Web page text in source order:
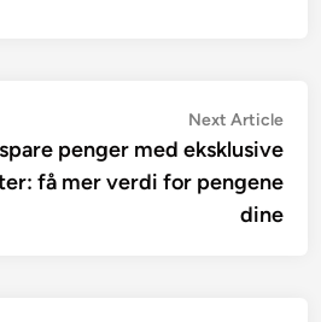
Next Article
penger med eksklusive
få mer verdi for pengene
dine